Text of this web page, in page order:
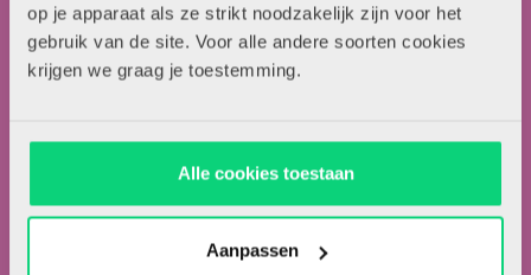
op je apparaat als ze strikt noodzakelijk zijn voor het
gebruik van de site. Voor alle andere soorten cookies
krijgen we graag je toestemming.
Alle cookies toestaan
Aanpassen
Nieuwsbrief
Meld je hieronder aan voor de nieuwsbrief van HJK
Artikel insturen
Adverteren in HJK